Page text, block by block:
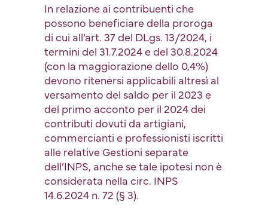
In relazione ai contribuenti che
possono beneficiare della proroga
di cui all’art. 37 del DLgs. 13/2024, i
termini del 31.7.2024 e del 30.8.2024
(con la maggiorazione dello 0,4%)
devono ritenersi applicabili altresì al
versamento del saldo per il 2023 e
del primo acconto per il 2024 dei
contributi dovuti da artigiani,
commercianti e professionisti iscritti
alle relative Gestioni separate
dell’INPS, anche se tale ipotesi non è
considerata nella circ. INPS
14.6.2024 n. 72 (§ 3).